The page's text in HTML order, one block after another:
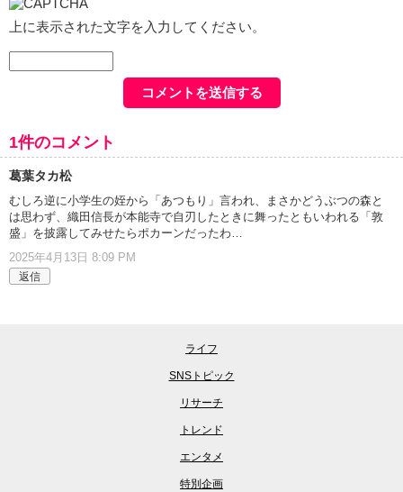
上に表示された文字を入力してください。
1件のコメント
葛葉タカ松
むしろ逆に小学生の姪から「あつもり」言われ、まさかどうぶつの森と
は思わず、織田信長が本能寺で自刃したときに舞ったともいわれる「敦
盛」を披露してみせたらポカーンだったわ…
2025年4月13日 8:09 PM
返信
ライフ
SNSトピック
リサーチ
トレンド
エンタメ
特別企画